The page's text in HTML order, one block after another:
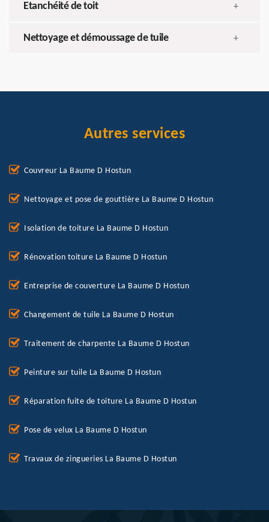
Etanchéité de toit +
Nettoyage et démoussage de tuile +
Autres services
Couvreur La Baume D Hostun
Nettoyage et pose de gouttière La Baume D Hostun
Isolation de toiture La Baume D Hostun
Rénovation toiture La Baume D Hostun
Entreprise de couverture La Baume D Hostun
Changement de tuile La Baume D Hostun
Traitement de charpente La Baume D Hostun
Peinture sur tuile La Baume D Hostun
Réparation fuite de toiture La Baume D Hostun
Pose de velux La Baume D Hostun
Travaux de zingueries La Baume D Hostun